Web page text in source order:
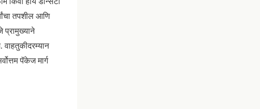
तपशील आणि
प्रामुख्याने
वाहतुकीदरम्यान
पॅकेज मार्ग